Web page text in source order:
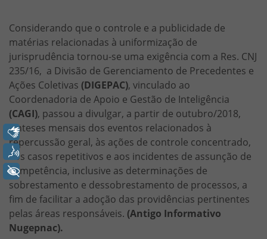
Considerando que o controle e a publicidade de
matérias relacionadas à uniformização de
jurisprudência tornou-se uma exigência com a Res. CNJ
235/16, a Divisão de Gerenciamento de Precedentes e
Ações Coletivas (DIGEPAC), vinculado ao
Coordenadoria de Apoio e Gestão de Inteligência
(CAGI), passou a divulgar, a partir de outubro/2018,
sínteses mensais dos eventos relacionados à
repercussão geral, às ações de controle concentrado,
aos casos repetitivos e aos incidentes de assunção de
competência, inclusive as determinações de
sobrestamento e dessobrestamento de processos, a
fim de facilitar a adoção das providências pertinentes
pelas áreas responsáveis. (Antigo Informativo
Nugepnac).
Libras
Voz
+ Acessibilidade